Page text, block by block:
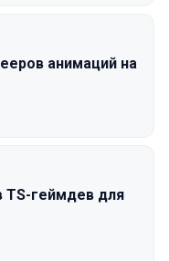
анимаций на
TS-геймдев для